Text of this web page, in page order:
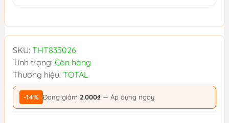
SKU: THT835026
Tình trạng: Còn hàng
Thương hiệu: TOTAL
-14% Đang giảm 2.000₫ — Áp dụng ngay